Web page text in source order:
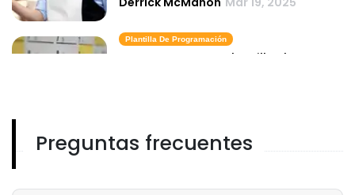
Plantilla De Programación
Como crear una plantilla de
Creador De Horarios
Preguntas frecuentes